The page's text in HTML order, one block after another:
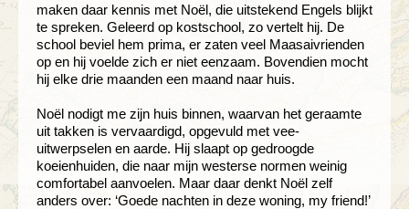
maken daar kennis met Noël, die uitstekend Engels blijkt
te spreken. Geleerd op kostschool, zo vertelt hij. De
school beviel hem prima, er zaten veel Maasaivrienden
op en hij voelde zich er niet eenzaam. Bovendien mocht
hij elke drie maanden een maand naar huis.
Noël nodigt me zijn huis binnen, waarvan het geraamte
uit takken is vervaardigd, opgevuld met vee-
uitwerpselen en aarde. Hij slaapt op gedroogde
koeienhuiden, die naar mijn westerse normen weinig
comfortabel aanvoelen. Maar daar denkt Noël zelf
anders over: ‘Goede nachten in deze woning, my friend!’